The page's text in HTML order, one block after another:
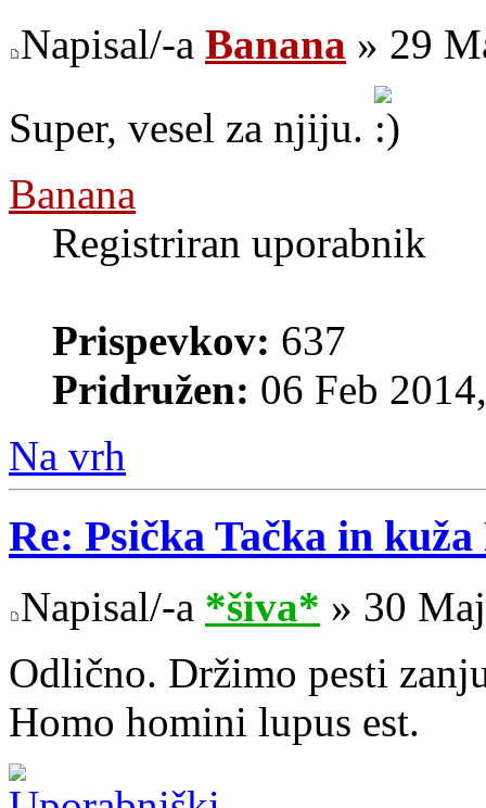
Napisal/-a Banana » 29
Super, vesel za njiju.
Banana
Registriran uporabnik
Prispevkov: 637
Pridružen: 06 Feb
Na vrh
Re: Psička Tačka in kuža
Napisal/-a *šiva* » 30
Odlično. Držimo pesti
Homo homini lupus est.